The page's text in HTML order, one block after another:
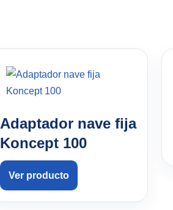
Adaptador nave fija
Koncept 100
Ver producto